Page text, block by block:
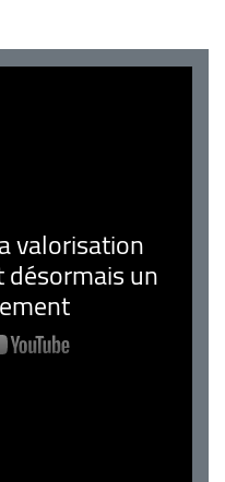
valorisation
désormais un